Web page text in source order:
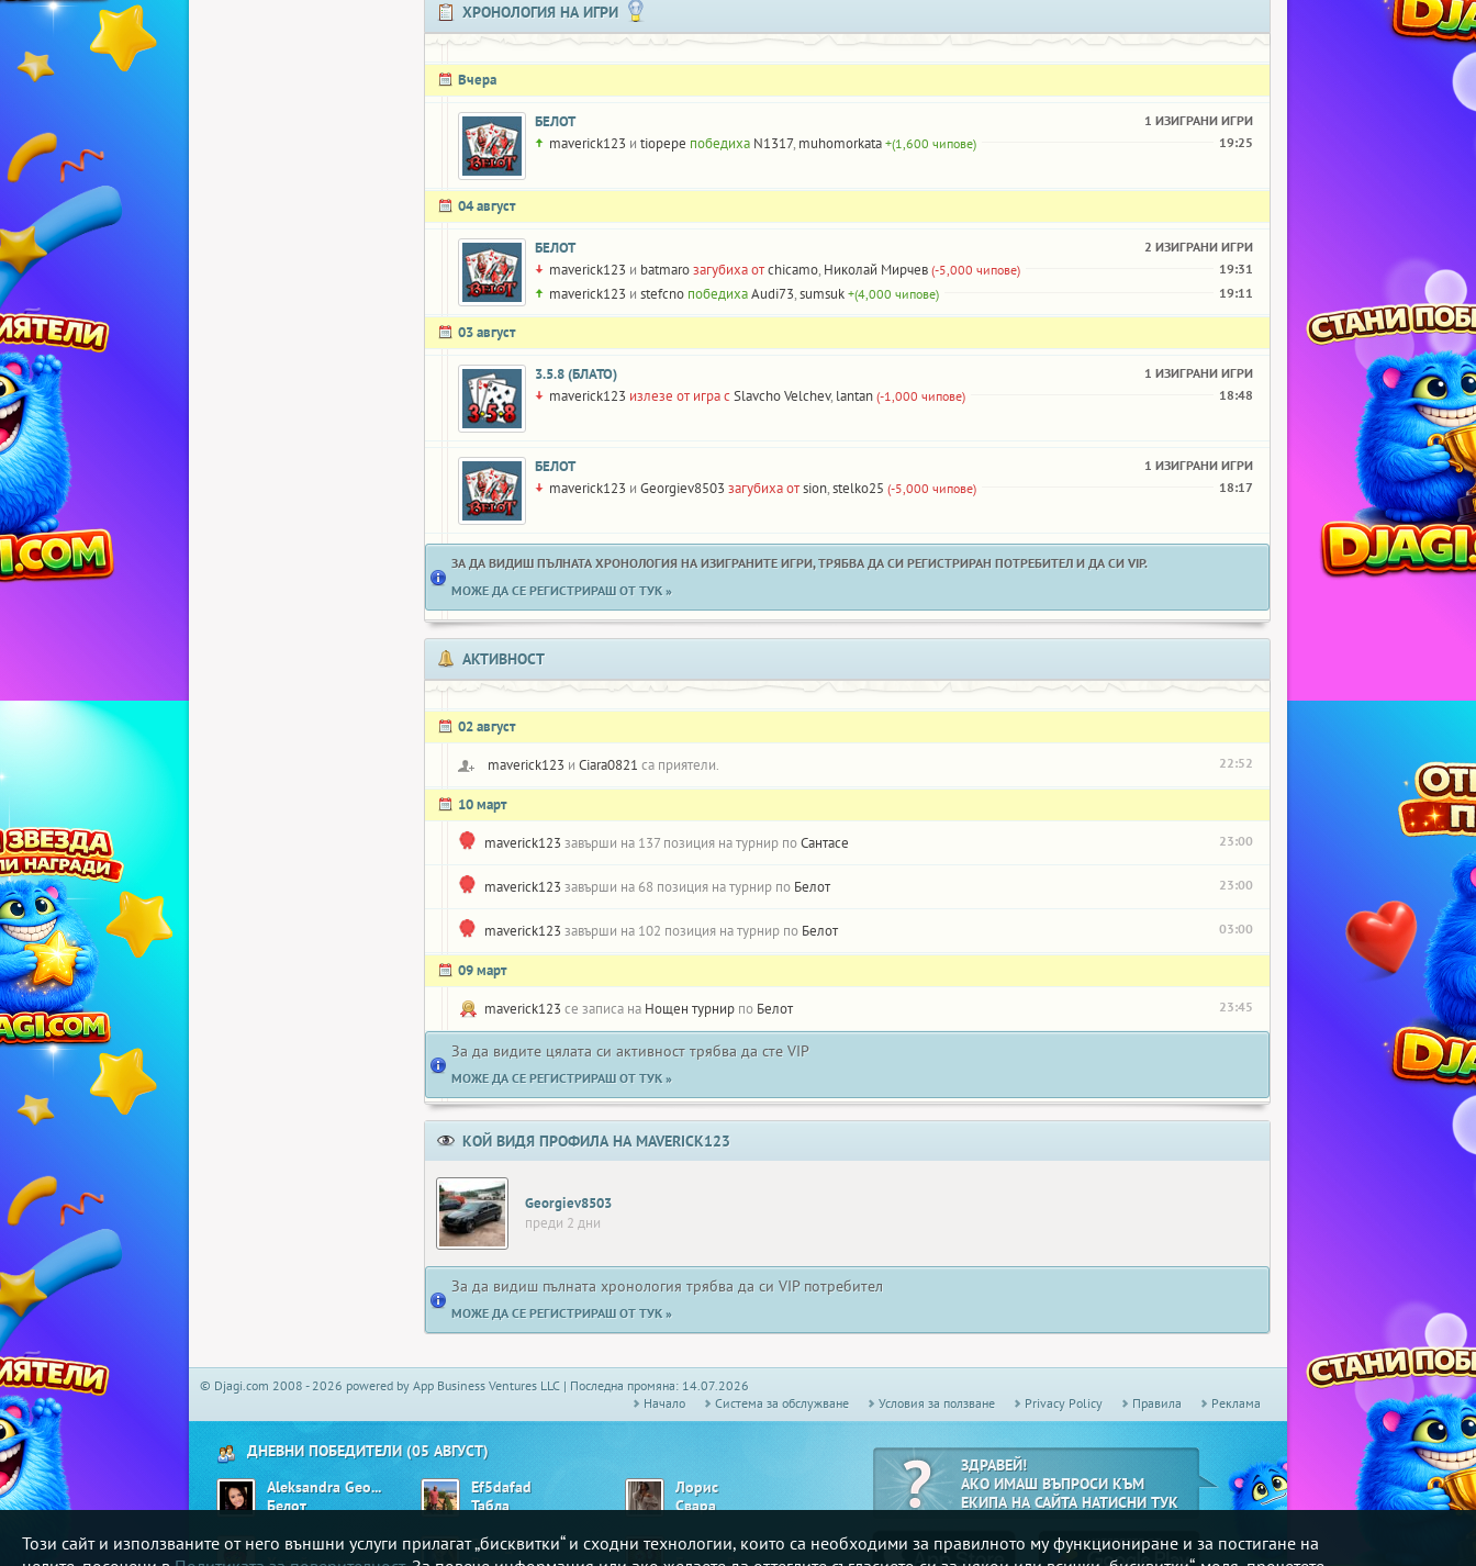
ХРОНОЛОГИЯ НА ИГРИ
Вчера
БЕЛОТ 1 ИЗИГРАНИ ИГРИ
maverick123 и tiopepe победиха N1317, muhomorkata +(1,600 чипове) 19:25
04 август
БЕЛОТ 2 ИЗИГРАНИ ИГРИ
maverick123 и batmaroзагубиха отchicamo, Николай Мирчев (-5,000 чипове) 19:31
maverick123 и stefcno победихаAudi73,sumsuk +(4,000 чипове) 19:11
03 август
3.5.8 (БЛАТО) 1 ИЗИГРАНИ ИГРИ
maverick123 излезе от игра сSlavcho Velchev, lantan (-1,000 чипове) 18:48
БЕЛОТ 1 ИЗИГРАНИ ИГРИ
maverick123 и Georgiev8503 загубиха отsion,stelko25 (-5,000 чипове) 18:17
ЗА ДА ВИДИШ ПЪЛНАТА ХРОНОЛОГИЯ НА ИЗИГРАНИТЕ ИГРИ, ТРЯБВА ДА СИ РЕГИСТРИРАН ПОТРЕБИТЕЛ И ДА СИ VIP.
МОЖЕ ДА СЕ РЕГИСТРИРАШ ОТ ТУК »
АКТИВНОСТ
02 август
maverick123 и Ciara0821 са приятели. 22:52
10 март
maverick123 завърши на 137 позиция на турнир поСантасе 23:00
maverick123 завърши на 68 позиция на турнир по Белот 23:00
maverick123 завърши на 102 позиция на турнир по Белот 03:00
09 март
maverick123 се записа на Нощен турнир по Белот 23:45
За да видите цялата си активност трябва да сте VIP
МОЖЕ ДА СЕ РЕГИСТРИРАШ ОТ ТУК »
КОЙ ВИДЯ ПРОФИЛА НА MAVERICK123
Georgiev8503
преди 2 дни
За да видиш пълната хронология трябва да си VIP потребител
МОЖЕ ДА СЕ РЕГИСТРИРАШ ОТ ТУК »
Този сайт и използваните от него външни услуги прилагат „бисквитки“ и сходни технологии, които са необходими за правилното му функциониране и за постигане на
© Djagi.com 2008 - 2026 powered by App Business Ventures LLC | Последна промяна: 14.07.2026
Начало
Системa за обслужване Условия за ползване Privacy Policy Правила Реклама
ДНЕВНИ ПОБЕДИТЕЛИ (05 АВГУСТ)
Aleksandra Georgieva01
Белот
Ef5dafad
Табла
Лорис
Свара
shusha
Petar_Petr
bandalovski
ЗДРАВЕЙ!
АКО ИМАШ ВЪПРОСИ КЪМ
ЕКИПА НА САЙТА НАТИСНИ ТУК